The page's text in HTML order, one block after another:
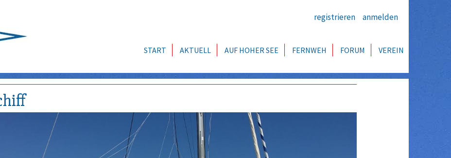
registrieren anmelden
START AKTUELL AUF HOHER SEE FERNWEH FORUM VEREIN